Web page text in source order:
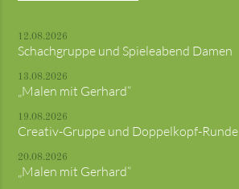
12.08.2026
Schachgruppe und Spieleabend Damen
13.08.2026
„Malen mit Gerhard“
19.08.2026
Creativ-Gruppe und Doppelkopf-Runde
20.08.2026
„Malen mit Gerhard“